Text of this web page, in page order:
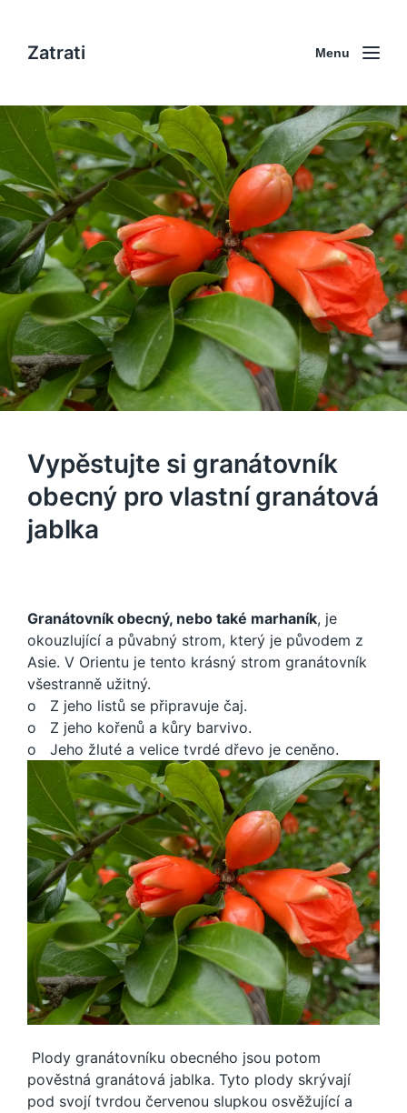
Zatrati Menu
Vypěstujte si granátovník
obecný pro vlastní granátová
jablka
Granátovník obecný, nebo také marhaník, je
okouzlující a půvabný strom, který je původem z
Asie. V Orientu je tento krásný strom granátovník
všestranně užitný.
o Z jeho listů se připravuje čaj.
o Z jeho kořenů a kůry barvivo.
o Jeho žluté a velice tvrdé dřevo je ceněno.
Plody granátovníku obecného jsou potom
pověstná granátová jablka. Tyto plody skrývají
pod svojí tvrdou červenou slupkou osvěžující a